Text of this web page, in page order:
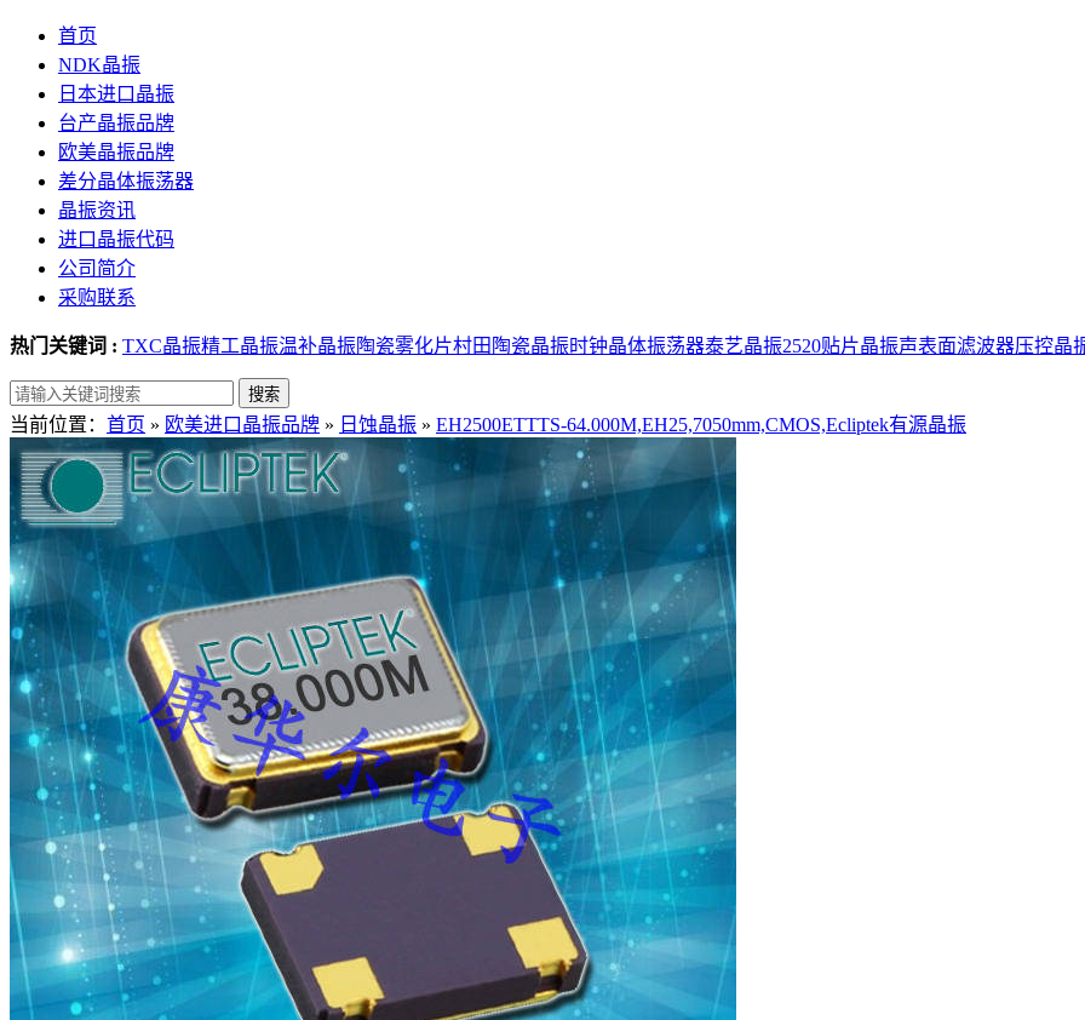
首页
NDK晶振
日本进口晶振
台产晶振品牌
欧美晶振品牌
差分晶体振荡器
晶振资讯
进口晶振代码
公司简介
采购联系
热门关键词 : TXC晶振精工晶振温补晶振陶瓷雾化片村田陶瓷晶振时钟晶体振荡器泰艺晶振2520贴片晶振声表面滤波器压控晶
当前位置： 首页 » 欧美进口晶振品牌 » 日蚀晶振 » EH2500ETTTS-64.000M,EH25,7050mm,CMOS,Ecliptek有源晶振